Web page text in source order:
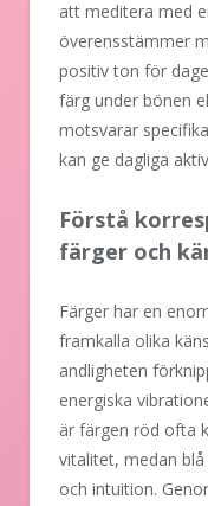
att meditera med
överensstämmer
positiv ton för
färg under bönen
motsvarar
kan ge dagliga
Förstå
färger och
Färger har en
framkalla olika
andligheten
energiska
är färgen röd ofta
vitalitet, medan
och intuition.